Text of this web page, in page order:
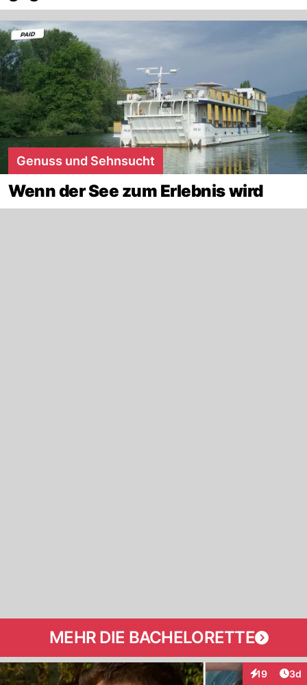
Genuss und Sehnsucht
Wenn der See zum Erlebnis wird
MEHR DIE BACHELORETTE
19
Interaktionen
3d